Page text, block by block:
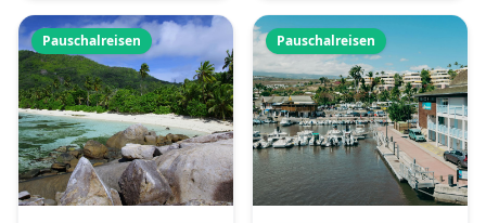
Pauschalreisen Pauschalreisen